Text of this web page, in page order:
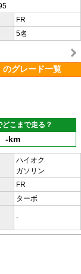
FR
5名
のグレード一覧
どこまで走る？
-km
ハイオク
ガソリン
FR
ターボ
-